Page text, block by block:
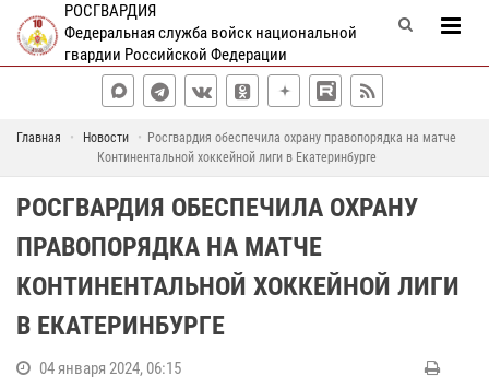
РОСГВАРДИЯ
Федеральная служба войск национальной
гвардии Российской Федерации
Главная Новости
Росгвардия обеспечила охрану правопорядка на матче
Континентальной хоккейной лиги в Екатеринбурге
РОСГВАРДИЯ ОБЕСПЕЧИЛА ОХРАНУ
ПРАВОПОРЯДКА НА МАТЧЕ
КОНТИНЕНТАЛЬНОЙ ХОККЕЙНОЙ ЛИГИ
В ЕКАТЕРИНБУРГЕ
04 января 2024, 06:15